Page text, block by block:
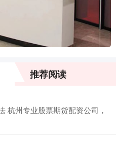
推荐阅读
杭州专业股票期货配资公司，